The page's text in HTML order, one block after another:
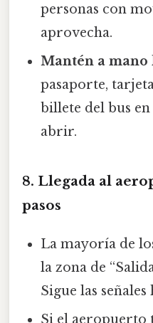
personas con
aprovecha.
Mantén a mano
pasaporte,
billete del bus
abrir.
8. Llegada al
pasos
La mayoría de
la zona de
Sigue las señales
Si el aeropuerto